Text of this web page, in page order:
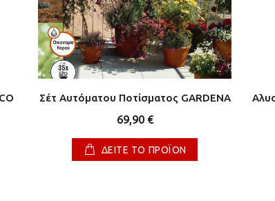
Σέτ Αυτόματου Ποτίσματος GARDENA
69,90 €
ΔΕΙΤΕ ΤΟ ΠΡΟΪΟΝ